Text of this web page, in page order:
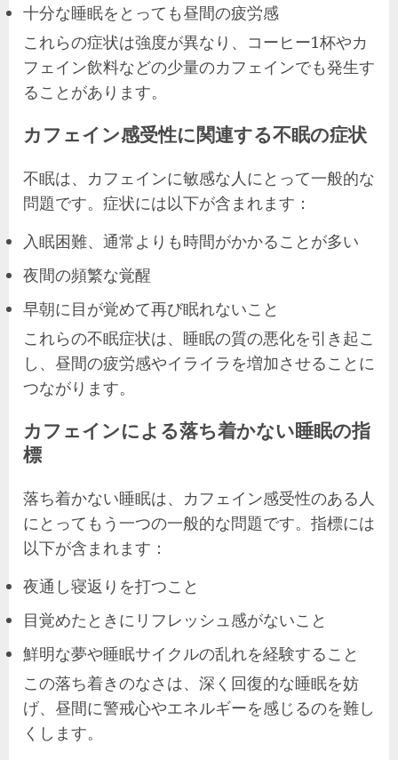
十分な睡眠をとっても昼間の疲労感
これらの症状は強度が異なり、コーヒー1杯やカ
フェイン飲料などの少量のカフェインでも発生す
ることがあります。
カフェイン感受性に関連する不眠の症状
不眠は、カフェインに敏感な人にとって一般的な
問題です。症状には以下が含まれます：
入眠困難、通常よりも時間がかかることが多い
夜間の頻繁な覚醒
早朝に目が覚めて再び眠れないこと
これらの不眠症状は、睡眠の質の悪化を引き起こ
し、昼間の疲労感やイライラを増加させることに
つながります。
カフェインによる落ち着かない睡眠の指
標
落ち着かない睡眠は、カフェイン感受性のある人
にとってもう一つの一般的な問題です。指標には
以下が含まれます：
夜通し寝返りを打つこと
目覚めたときにリフレッシュ感がないこと
鮮明な夢や睡眠サイクルの乱れを経験すること
この落ち着きのなさは、深く回復的な睡眠を妨
げ、昼間に警戒心やエネルギーを感じるのを難し
くします。